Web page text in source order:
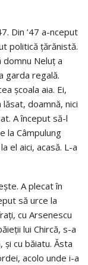
Din ’47 a-nceput
politică ţărănistă.
domnu Neluţ a
garda regală.
şcoala aia. Ei,
doamnă, nici
A început să-l
la Câmpulung
el aici, acasă. L-a
A plecat în
să urce la
cu Arsenescu
lui Chircă, s-a
şi cu băiatu. Ăsta
acolo unde i-a